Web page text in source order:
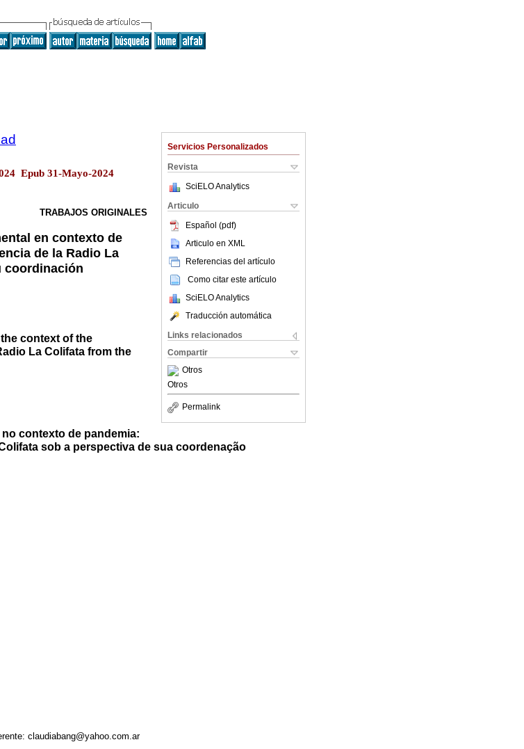
Servicios Personalizados
Revista
SciELO Analytics
Articulo
Español (pdf)
Articulo en XML
Referencias del artículo
Como citar este artículo
SciELO Analytics
Traducción automática
Links relacionados
Compartir
Otros
Otros
Permalink
Epub 31-Mayo-2024
TRABAJOS ORIGINALES
en contexto de
de la Radio La
coordinación
context of the
La Colifata from the
contexto de pandemia:
sob a perspectiva de sua coordenação
claudiabang@yahoo.com.ar